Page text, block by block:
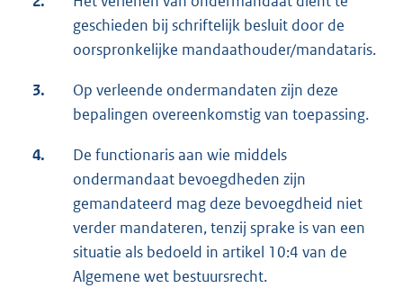
geschieden bij schriftelijk besluit door de
oorspronkelijke mandaathouder/mandataris.
3.
Op verleende ondermandaten zijn deze
bepalingen overeenkomstig van toepassing.
4.
De functionaris aan wie middels
ondermandaat bevoegdheden zijn
gemandateerd mag deze bevoegdheid niet
verder mandateren, tenzij sprake is van een
situatie als bedoeld in artikel 10:4 van de
Algemene wet bestuursrecht.